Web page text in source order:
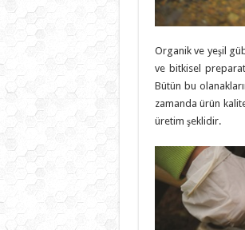
Organik ve yeşil
ve bitkisel
Bütün bu
zamanda ürün
üretim şeklidir.